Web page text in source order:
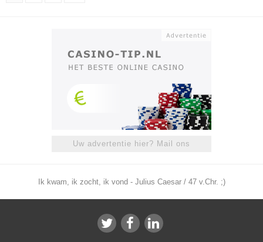
Uw advertentie hier? Mail ons
Ik kwam, ik zocht, ik vond - Julius Caesar / 47 v.Chr. ;)